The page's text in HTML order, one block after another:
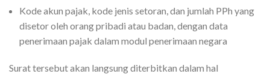
Kode akun pajak, kode jenis setoran, dan jumlah PPh yang
disetor oleh orang pribadi atau badan, dengan data
penerimaan pajak dalam modul penerimaan negara
Surat tersebut akan langsung diterbitkan dalam hal